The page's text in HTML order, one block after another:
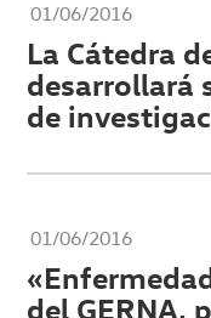
01/06/2016
La Cátedra
desarrollará
de
01/06/2016
del GERNA,